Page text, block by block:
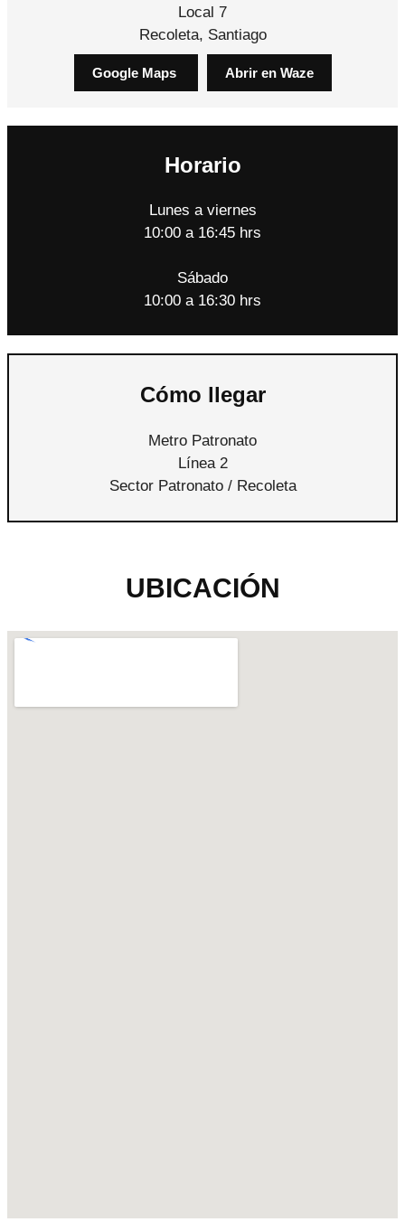
Local 7
Recoleta, Santiago
Google Maps Abrir en Waze
Horario
Lunes a viernes
10:00 a 16:45 hrs
Sábado
10:00 a 16:30 hrs
Cómo llegar
Metro Patronato
Línea 2
Sector Patronato / Recoleta
UBICACIÓN